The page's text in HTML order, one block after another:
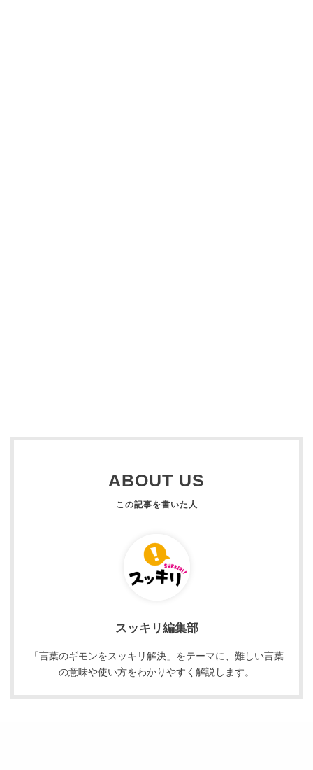
ABOUT US
スッキリ編集部
「言葉のギモンをスッキリ解決」をテーマに、難しい言葉
の意味や使い方をわかりやすく解説します。